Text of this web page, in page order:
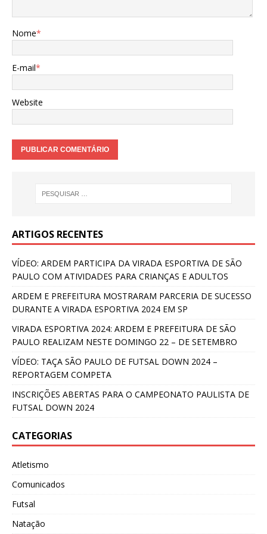
Nome*
E-mail*
Website
ARTIGOS RECENTES
VÍDEO: ARDEM PARTICIPA DA VIRADA ESPORTIVA DE SÃO
PAULO COM ATIVIDADES PARA CRIANÇAS E ADULTOS
ARDEM E PREFEITURA MOSTRARAM PARCERIA DE SUCESSO
DURANTE A VIRADA ESPORTIVA 2024 EM SP
VIRADA ESPORTIVA 2024: ARDEM E PREFEITURA DE SÃO
PAULO REALIZAM NESTE DOMINGO 22 – DE SETEMBRO
VÍDEO: TAÇA SÃO PAULO DE FUTSAL DOWN 2024 –
REPORTAGEM COMPETA
INSCRIÇÕES ABERTAS PARA O CAMPEONATO PAULISTA DE
FUTSAL DOWN 2024
CATEGORIAS
Atletismo
Comunicados
Futsal
Natação